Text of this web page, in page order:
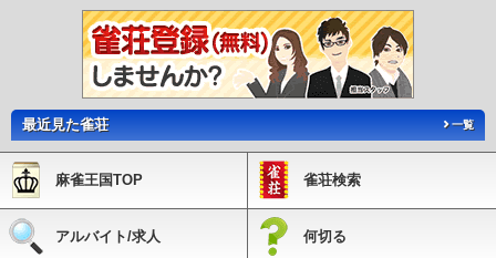
最近見た雀荘 一覧
麻雀王国TOP 雀荘検索
アルバイト/求人 何切る